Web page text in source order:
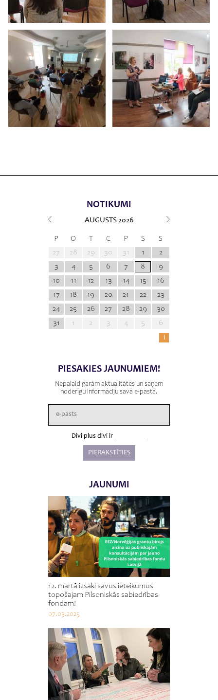
NOTIKUMI
AUGUSTS 2026
P O T C P S
S
27
28 29 30 31 1
2
3
4 5 6 7 8
9
10
11 12 13 14 15
16
17
18 19 20 21 22
23
24
25 26 27 28 29
30
31
1 2 3 4 5
6
i
PIESAKIES JAUNUMIEM!
Nepalaid garām aktualitātes un saņem
noderīgu informāciju savā e-pastā.
Divi plus divi ir
JAUNUMI
12. martā izsaki savus ieteikumus
topošajam Pilsoniskās sabiedrības
fondam!
07.03.2025